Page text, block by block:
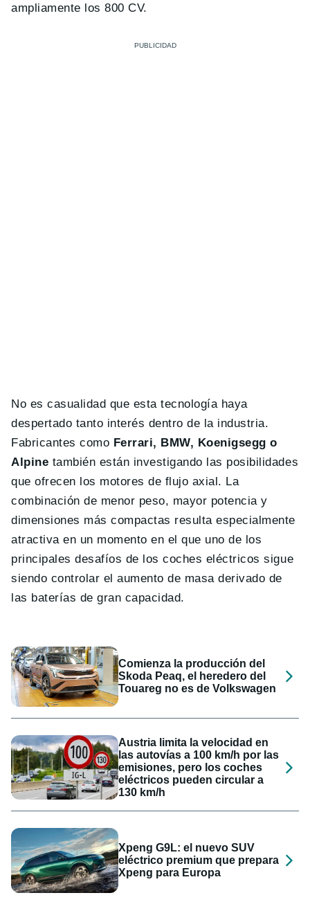
ampliamente los 800 CV.
No es casualidad que esta tecnología haya
despertado tanto interés dentro de la industria.
Fabricantes como Ferrari, BMW, Koenigsegg o
Alpine también están investigando las posibilidades
que ofrecen los motores de flujo axial. La
combinación de menor peso, mayor potencia y
dimensiones más compactas resulta especialmente
atractiva en un momento en el que uno de los
principales desafíos de los coches eléctricos sigue
siendo controlar el aumento de masa derivado de
las baterías de gran capacidad.
Comienza la producción del
Skoda Peaq, el heredero del
Touareg no es de Volkswagen
Austria limita la velocidad en
las autovías a 100 km/h por las
emisiones, pero los coches
eléctricos pueden circular a
130 km/h
Xpeng G9L: el nuevo SUV
eléctrico premium que prepara
Xpeng para Europa